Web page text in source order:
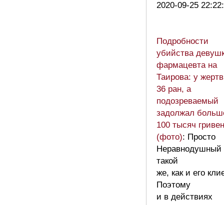
2020-09-25
Подробности
убийства
фармацевта на
Таирова: у
36 ран, а
подозреваемый
задолжал
100 тысяч гривен
(фото): Просто
Неравнодушный
такой
же, как и его
Поэтому
и в действиях